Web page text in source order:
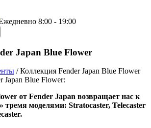
8:00 - 19:00
Japan Blue Flower
/Коллекция Fender Japan Blue Flower
от Fender Japan возвращает нас к
тремя моделями: Stratocaster, Telecaster